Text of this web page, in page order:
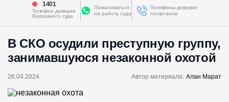
1401
Телефон доверия
Верховного суда
Пожаловаться
на работу суда
Телефоны доверия
госорганов
В СКО осудили преступную группу,
занимавшуюся незаконной охотой
26.04.2024 Автор материала: Алан Марат